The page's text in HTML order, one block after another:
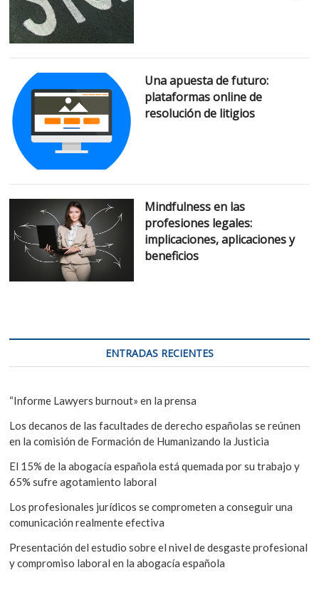
Una apuesta de futuro:
plataformas online de
resolución de litigios
Mindfulness en las
profesiones legales:
implicaciones, aplicaciones y
beneficios
ENTRADAS RECIENTES
“Informe Lawyers burnout» en la prensa
Los decanos de las facultades de derecho españolas se reúnen
en la comisión de Formación de Humanizando la Justicia
El 15% de la abogacía española está quemada por su trabajo y
65% sufre agotamiento laboral
Los profesionales jurídicos se comprometen a conseguir una
comunicación realmente efectiva
Presentación del estudio sobre el nivel de desgaste profesional
y compromiso laboral en la abogacía española